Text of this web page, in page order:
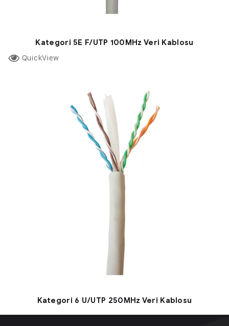
Kategori 5E F/UTP 100MHz Veri Kablosu
QuickView
Kategori 6 U/UTP 250MHz Veri Kablosu